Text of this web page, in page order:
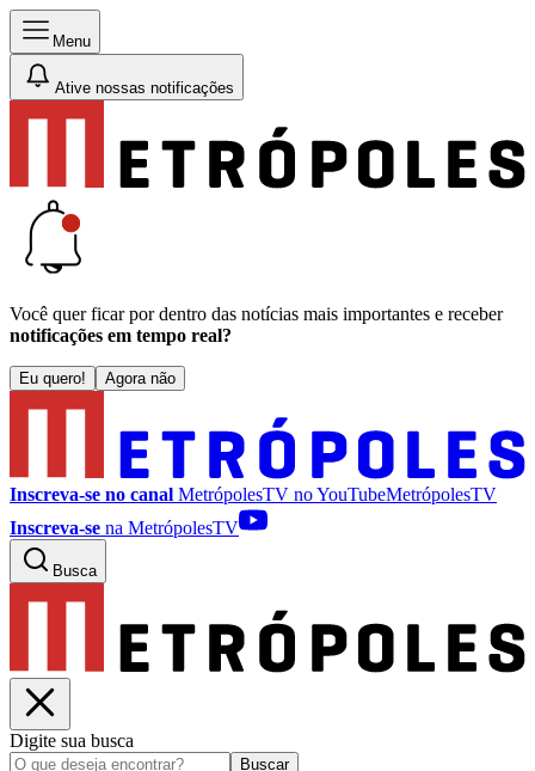
Menu
Ative nossas notificações
Você quer ficar por dentro das notícias mais importantes e receber
notificações em tempo real?
Eu quero! Agora não
Inscreva-se no canal MetrópolesTV noYouTubeMetrópolesTV
Inscreva-se na MetrópolesTV
Busca
Digite sua busca
Buscar